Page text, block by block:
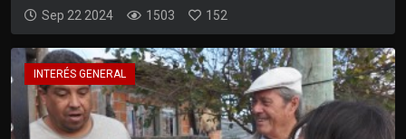
Sep 22 2024 1503 152
INTERÉS GENERAL